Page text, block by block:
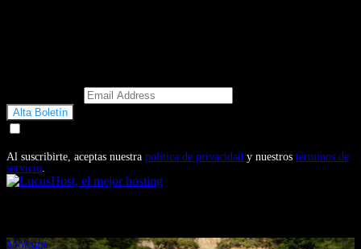
Al suscribirte, aceptas nuestra política de privacidad y nuestros términos de
servicio.
Motogp